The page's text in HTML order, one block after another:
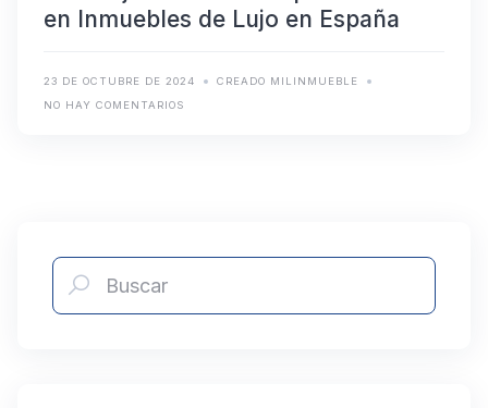
en Inmuebles de Lujo en España
23 DE OCTUBRE DE 2024
CREADO MILINMUEBLE
NO HAY COMENTARIOS